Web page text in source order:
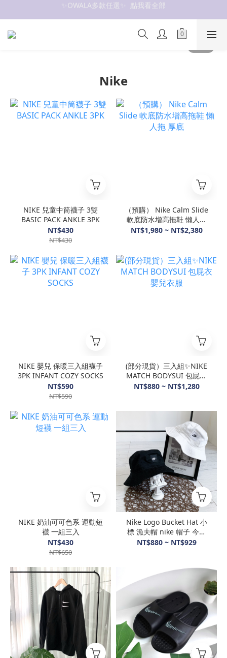
抗UV 50+防曬外套 $299🧊🧊
Nike
NIKE 兒童中筒襪子 3雙
BASIC PACK ANKLE 3PK
NT$430
NT$430
（預購） Nike Calm Slide
軟底防水增高拖鞋 懶人拖
厚底
NT$1,980 ~ NT$2,380
NIKE 嬰兒 保暖三入組襪子
3PK INFANT COZY SOCKS
NT$590
NT$590
(部分現貨）三入組✨NIKE
MATCH BODYSUI 包屁衣
嬰兒衣服
NT$880 ~ NT$1,280
NIKE 奶油可可色系 運動短
襪 一組三入
NT$430
NT$650
Nike Logo Bucket Hat 小
標 漁夫帽 nike 帽子 今年
新款 漁夫帽
NT$880 ~ NT$929